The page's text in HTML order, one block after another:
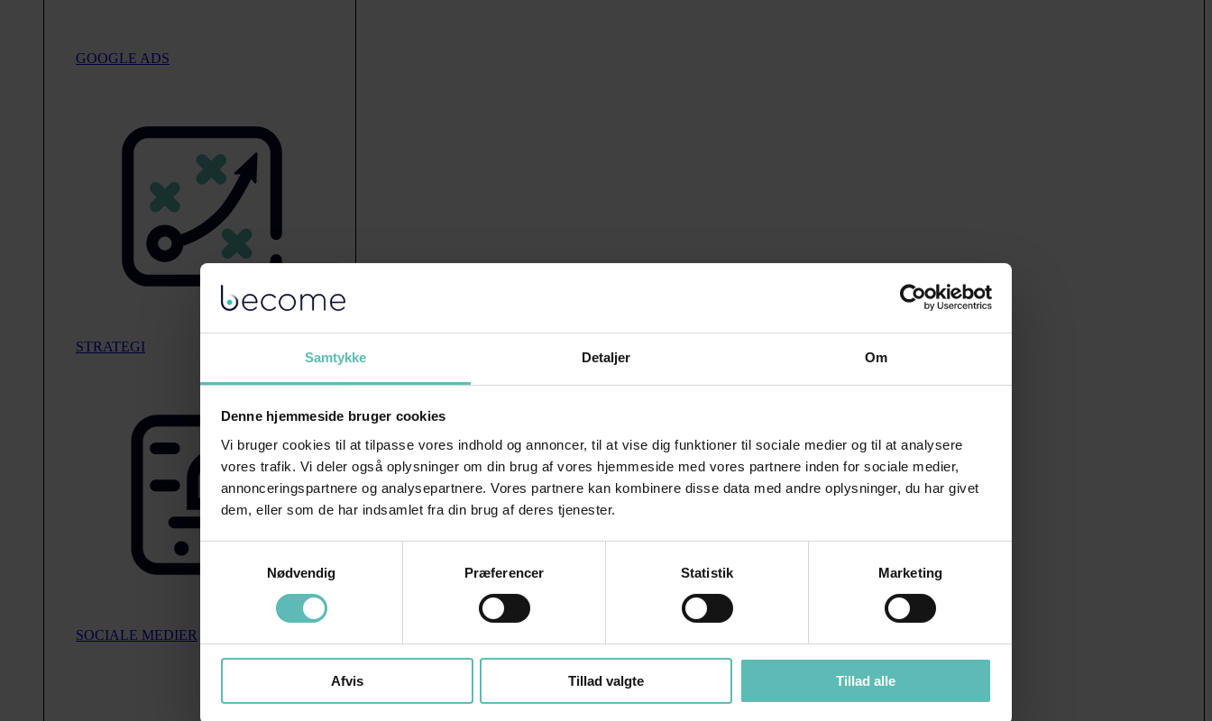
Samtykke Detaljer Om
Denne hjemmeside bruger cookies
Vi bruger cookies til at tilpasse vores indhold og annoncer, til at vise dig funktioner til sociale medier og til at analysere
vores trafik. Vi deler også oplysninger om din brug af vores hjemmeside med vores partnere inden for sociale medier,
annonceringspartnere og analysepartnere. Vores partnere kan kombinere disse data med andre oplysninger, du har givet
dem, eller som de har indsamlet fra din brug af deres tjenester.
Nødvendig
Præferencer Statistik Marketing
Afvis Tillad valgte Tillad alle
GOOGLE ADS
STRATEGI
SOCIALE MEDIER